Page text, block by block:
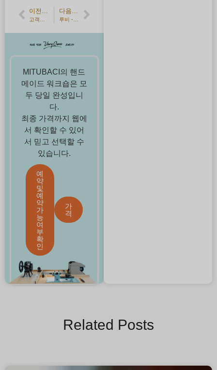
MITUBACI의 핸드
메이드 워크숍은 모
두 당일 완성입니
다.
최종 가격까지 웹에
서 확인할 수 있어
서 믿고 선택할 수
있습니다.
예
약
및
예
약
가
능
여
부
확
인
가
격
Related Posts